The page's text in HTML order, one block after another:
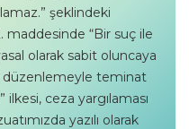
şeklindeki
maddesinde “Bir suç ile
olarak sabit oluncaya
düzenlemeyle teminat
ilkesi, ceza yargılaması
yazılı olarak